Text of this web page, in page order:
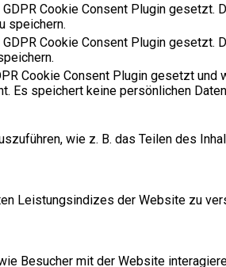
Cookie Consent Plugin
speichern.
Cookie Consent Plugin
Cookie Consent Plugin gesetzt
Es speichert keine persönlichen
wie z. B. das Teilen des
Leistungsindizes der Website zu
Besucher mit der Website